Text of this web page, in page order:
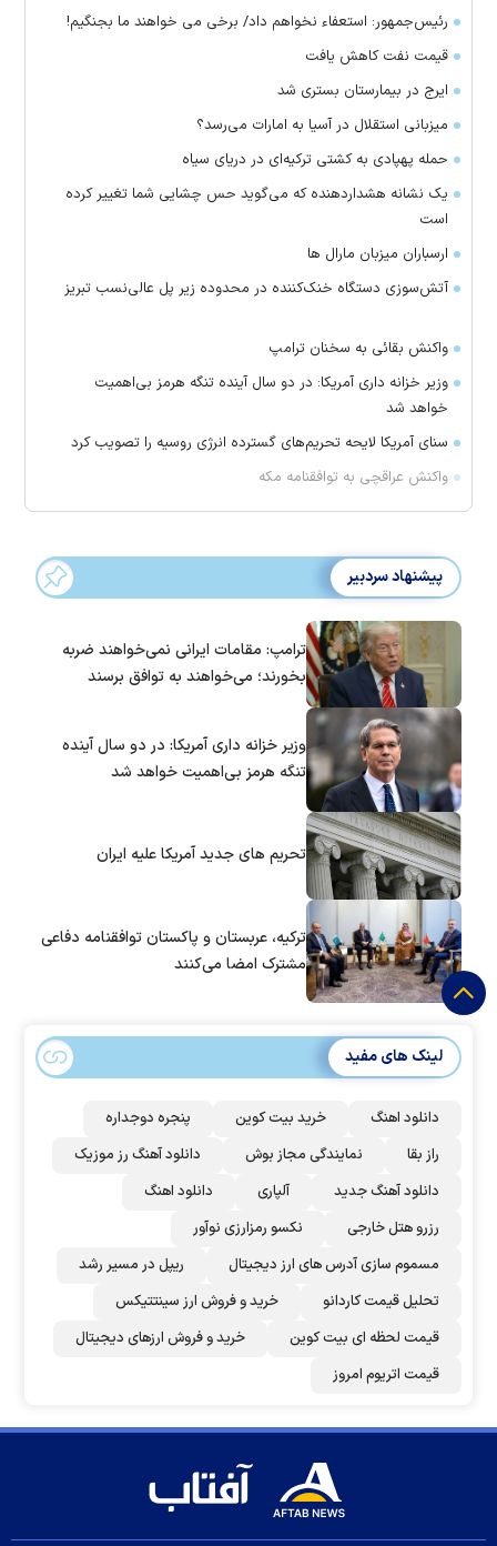
رئیس‌جمهور: استعفاء نخواهم داد/ برخی می خواهند ما بجنگیم!
قیمت نفت کاهش یافت
ایرج در بیمارستان بستری شد
میزبانی استقلال در آسیا به امارات می‌رسد؟
حمله پهپادی به کشتی ترکیه‌ای در دریای سیاه
یک نشانه هشداردهنده که می‌گوید حس چشایی شما تغییر کرده
است
ارسباران میزبان مارال ها
آتش‌سوزی دستگاه خنک‌کننده در محدوده زیر پل عالی‌نسب تبریز
واکنش بقائی به سخنان ترامپ
وزیر خزانه داری آمریکا: در دو سال آینده تنگه هرمز بی‌اهمیت
خواهد شد
سنای آمریکا لایحه تحریم‌های گسترده انرژی روسیه را تصویب کرد
واکنش عراقچی به توافقنامه مکه
پیشنهاد سردبیر
ترامپ: مقامات ایرانی نمی‌خواهند ضربه
بخورند؛ می‌خواهند به توافق برسند
وزیر خزانه داری آمریکا: در دو سال آینده
تنگه هرمز بی‌اهمیت خواهد شد
تحریم های جدید آمریکا علیه ایران
ترکیه، عربستان و پاکستان توافقنامه دفاعی
مشترک امضا می‌کنند
لینک های مفید
دانلود اهنگ خرید بیت کوین
پنجره دوجداره
راز بقا
نمایندگی مجاز بوش
دانلود آهنگ رز‌ موزیک
دانلود آهنگ جدید
آلپاری
دانلود اهنگ
رزرو هتل خارجی
نکسو رمزارزی نوآور
مسموم سازی آدرس های ارز دیجیتال
ریپل در مسیر رشد
تحلیل قیمت کاردانو
خرید و فروش ارز سینتتیکس
قیمت لحظه ای بیت کوین
خرید و فروش ارزهای دیجیتال
قیمت اتریوم امروز